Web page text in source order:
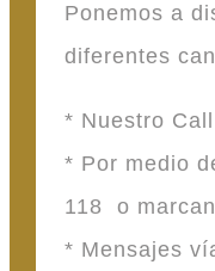
Ponemos a
diferentes
* Nuestro
* Por medio
118 o
* Mensajes